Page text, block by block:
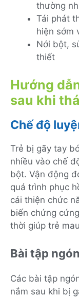
thường
Tái phát
hiện sớm
Nới bột,
thiết
Hướng
sau khi
Chế độ
Trẻ bị gãy tay
nhiều vào chế
bột. Vận động
quá trình phục
cải thiện chức
biến chứng
thời giúp trẻ
Bài tập
Các bài tập
nắm sau khi bị